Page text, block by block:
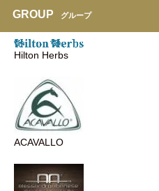
GROUP グループ
Hilton Herbs
ACAVALLO